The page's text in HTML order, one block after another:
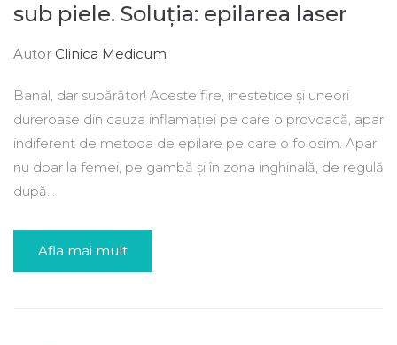
sub piele. Soluția: epilarea laser
Autor Clinica Medicum
Banal, dar supărător! Aceste fire, inestetice şi uneori
dureroase din cauza inflamaţiei pe care o provoacă, apar
indiferent de metoda de epilare pe care o folosim. Apar
nu doar la femei, pe gambă şi în zona inghinală, de regulă
după...
Afla mai mult